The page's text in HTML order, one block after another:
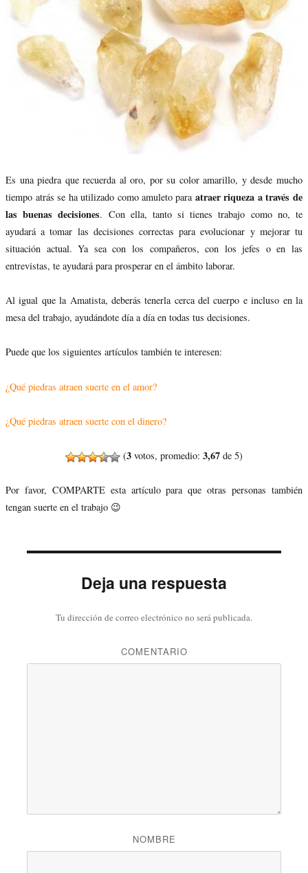
Es una piedra que recuerda al oro, por su color amarillo, y desde mucho
tiempo atrás se ha utilizado como amuleto para atraer riqueza a través de
las buenas decisiones. Con ella, tanto si tienes trabajo como no, te
ayudará a tomar las decisiones correctas para evolucionar y mejorar tu
situación actual. Ya sea con los compañeros, con los jefes o en las
entrevistas, te ayudará para prosperar en el ámbito laborar.
Al igual que la Amatista, deberás tenerla cerca del cuerpo e incluso en la
mesa del trabajo, ayudándote día a día en todas tus decisiones.
Puede que los siguientes artículos también te interesen:
¿Qué piedras atraen suerte en el amor?
¿Qué piedras atraen suerte con el dinero?
(3 votos, promedio: 3,67 de 5)
Por favor, COMPARTE esta artículo para que otras personas también
tengan suerte en el trabajo 😉
Deja una respuesta
Tu dirección de correo electrónico no será publicada.
COMENTARIO
NOMBRE